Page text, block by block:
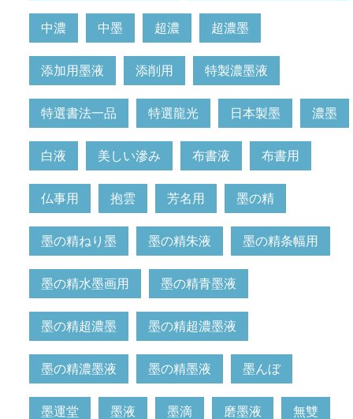
中濃 中墨 超濃 超濃墨
添加用墨液 添削用 特製濃墨液
特選書法一品 特選龍光 日本製墨 濃墨
白液 美しい滲み 布書液 布書用
仏事用 抱雲 芳名用 墨の精
墨の精ねり墨 墨の精朱液 墨の精条幅用
墨の精水墨画用 墨の精青墨液
墨の精超濃墨 墨の精超濃墨液
墨の精濃墨液 墨の精墨液 墨んぼ
墨運堂 墨液 墨滴 磨墨液 無雙